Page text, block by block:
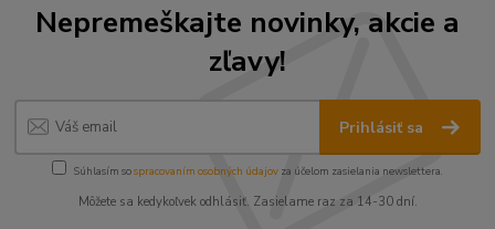
Nepremeškajte novinky, akcie a
zľavy!
Prihlásiť sa
Súhlasím sospracovaním osobných údajov za účelom zasielania newslettera.
Môžete sa kedykoľvek odhlásiť. Zasielame raz za 14-30 dní.